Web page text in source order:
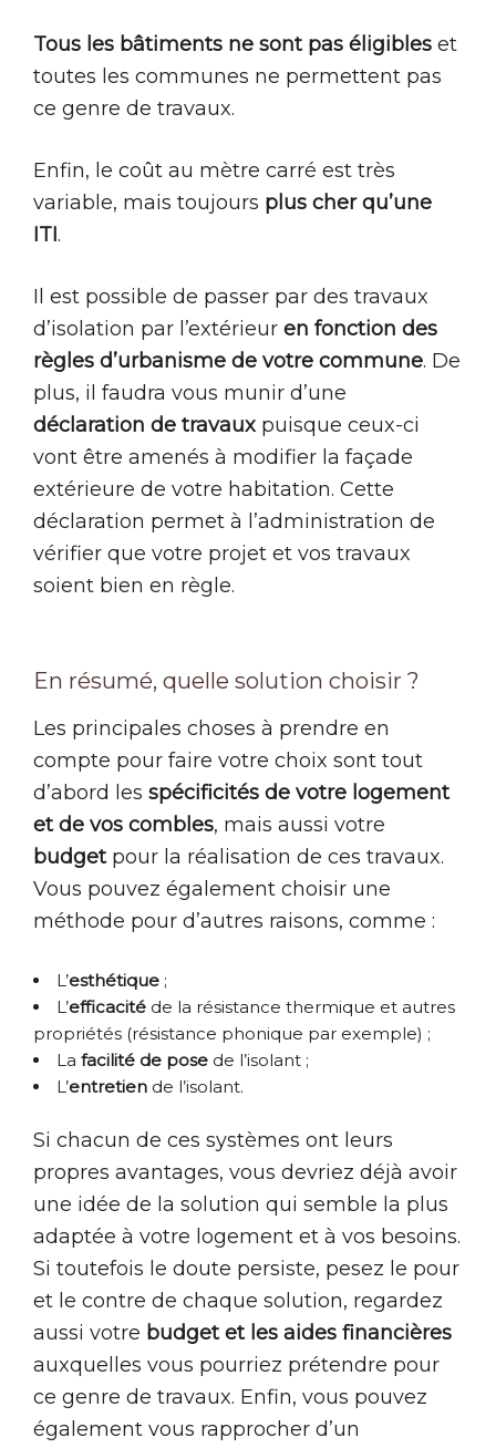
Tous les bâtiments ne sont pas éligibles et
toutes les communes ne permettent pas
ce genre de travaux.
Enfin, le coût au mètre carré est très
variable, mais toujours plus cher qu’une
ITI.
Il est possible de passer par des travaux
d’isolation par l’extérieur en fonction des
règles d’urbanisme de votre commune. De
plus, il faudra vous munir d’une
déclaration de travaux puisque ceux-ci
vont être amenés à modifier la façade
extérieure de votre habitation. Cette
déclaration permet à l’administration de
vérifier que votre projet et vos travaux
soient bien en règle.
En résumé, quelle solution choisir ?
Les principales choses à prendre en
compte pour faire votre choix sont tout
d’abord les spécificités de votre logement
et de vos combles, mais aussi votre
budgetpour la réalisation de ces travaux.
Vous pouvez également choisir une
méthode pour d’autres raisons, comme :
L’esthétique ;
L’efficacité de la résistance thermique et autres
propriétés (résistance phonique par exemple) ;
La facilité de pose de l’isolant ;
L’entretien de l’isolant.
Si chacun de ces systèmes ont leurs
propres avantages, vous devriez déjà avoir
une idée de la solution qui semble la plus
adaptée à votre logement et à vos besoins.
Si toutefois le doute persiste, pesez le pour
et le contre de chaque solution, regardez
aussi votre budget et les aides financières
auxquelles vous pourriez prétendre pour
ce genre de travaux. Enfin, vous pouvez
également vous rapprocher d’un